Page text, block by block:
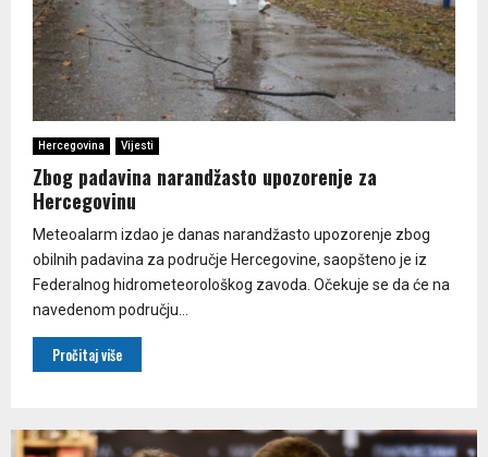
Hercegovina Vijesti
Zbog padavina narandžasto upozorenje za
Hercegovinu
Meteoalarm izdao je danas narandžasto upozorenje zbog
obilnih padavina za područje Hercegovine, saopšteno je iz
Federalnog hidrometeorološkog zavoda. Očekuje se da će na
navedenom području...
Pročitaj više